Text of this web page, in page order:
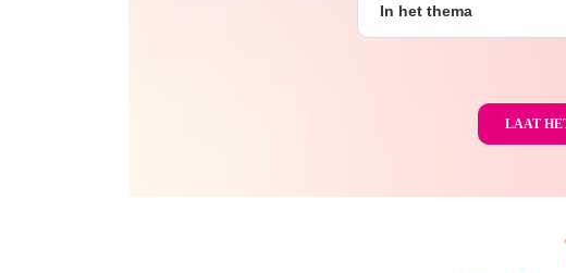
In het thema